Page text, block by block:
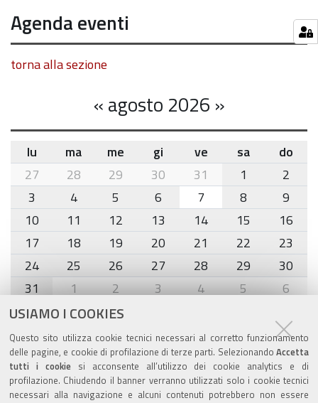
USIAMO I COOKIES
Questo sito utilizza cookie tecnici necessari al corretto funzionamento
delle pagine, e cookie di profilazione di terze parti. Selezionando Accetta
tutti i cookiesi acconsente all’utilizzo dei cookie analytics e di
profilazione. Chiudendo il banner verranno utilizzati solo i cookie tecnici
necessari alla navigazione e alcuni contenuti potrebbero non essere
Agenda eventi
torna alla sezione
«agosto 2026 »
month-
8
lu ma me gi ve sa
do
27
28 29 30 31 1
2
3
4 5 6 7 8
9
10
11 12 13 14 15
16
17
18 19 20 21 22
23
24
25 26 27 28 29
30
31
1 2 3 4 5 6
Agenda eventi
torna alla sezione